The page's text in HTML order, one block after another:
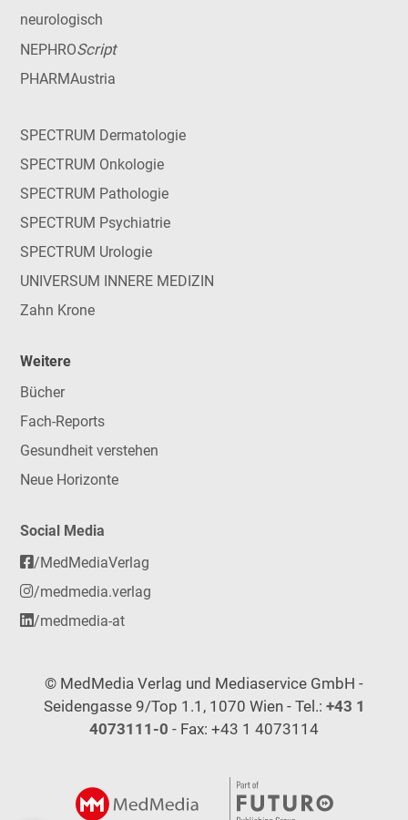
neurologisch
NEPHROScript
PHARMAustria
SPECTRUM Dermatologie
SPECTRUM Onkologie
SPECTRUM Pathologie
SPECTRUM Psychiatrie
SPECTRUM Urologie
UNIVERSUM INNERE MEDIZIN
Zahn Krone
Weitere
Bücher
Fach-Reports
Gesundheit verstehen
Neue Horizonte
Social Media
/MedMediaVerlag
/medmedia.verlag
/medmedia-at
© MedMedia Verlag und Mediaservice GmbH -
Seidengasse 9/Top 1.1, 1070 Wien - Tel.: +43 1
4073111-0 - Fax: +43 1 4073114